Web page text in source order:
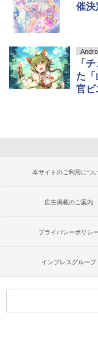
催決
「
た
官ビ
本サイトのご利用につ
広告掲載のご案内
プライバシーポリシー
インプレスグループ